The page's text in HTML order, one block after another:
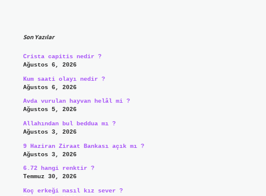
Son Yazılar
Crista capitis nedir ?
Ağustos 6, 2026
Kum saati olayı nedir ?
Ağustos 6, 2026
Avda vurulan hayvan helâl mi ?
Ağustos 5, 2026
Allahından bul beddua mı ?
Ağustos 3, 2026
9 Haziran Ziraat Bankası açık mı ?
Ağustos 3, 2026
6.72 hangi renktir ?
Temmuz 30, 2026
Koç erkeği nasıl kız sever ?